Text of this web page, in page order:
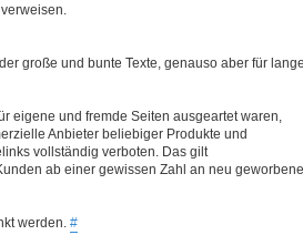
große und bunte Texte, genauso aber für lange
eigene und fremde Seiten ausgeartet waren,
Anbieter beliebiger Produkte und
vollständig verboten. Das gilt
ab einer gewissen Zahl an neu
werden. #